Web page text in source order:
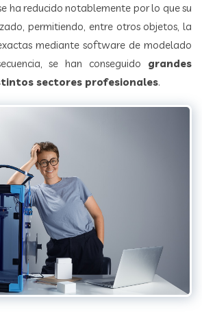
ha reducido notablemente por lo que su
permitiendo, entre otros objetos, la
mediante software de modelado
se han conseguido grandes
sectores profesionales.